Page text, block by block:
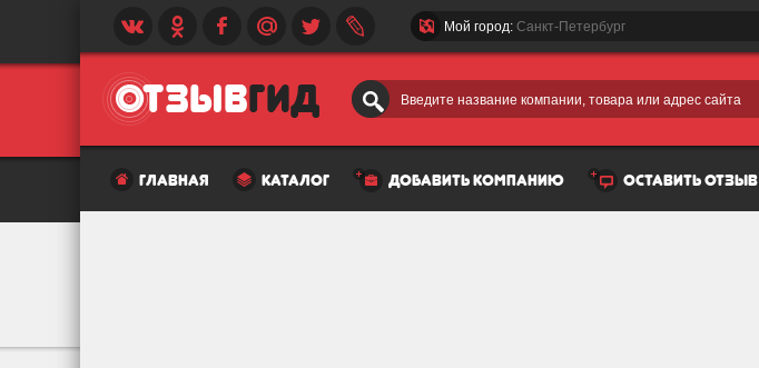
Введите название компании, товара или адрес сайта
Мой город: Санкт-Петербург
главная каталог добавить компанию оставить отзыв